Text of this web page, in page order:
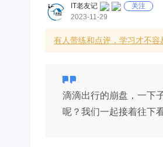
IT老友记
关注
2023-11-29
有人带练和点评，学习才不容
滴滴出行的崩盘，一下
呢？我们一起接着往下